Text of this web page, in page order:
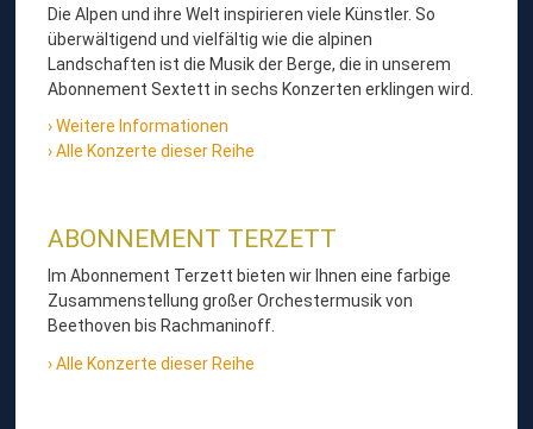
Die Alpen und ihre Welt inspirieren viele Künstler. So
überwältigend und vielfältig wie die alpinen
Landschaften ist die Musik der Berge, die in unserem
Abonnement Sextett in sechs Konzerten erklingen wird.
Weitere Informationen
Alle Konzerte dieser Reihe
ABONNEMENT TERZETT
Im Abonnement Terzett bieten wir Ihnen eine farbige
Zusammenstellung großer Orchestermusik von
Beethoven bis Rachmaninoff.
Alle Konzerte dieser Reihe